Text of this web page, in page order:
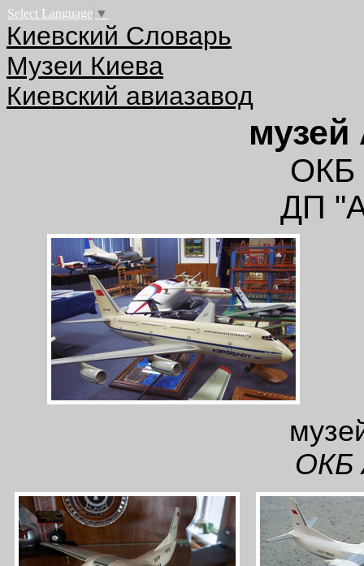
Select Language ▼
Киевский Словарь
Музеи Киева
Киевский авиазавод
музей
ОКБ
ДП
ОКБ